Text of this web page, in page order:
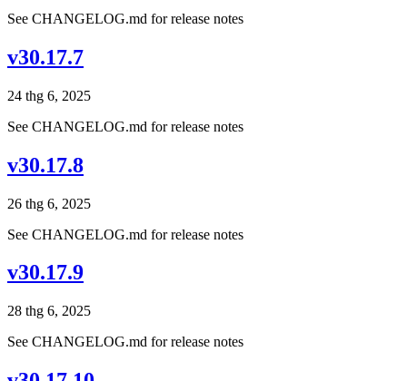
See CHANGELOG.md for release notes
v30.17.7
24 thg 6, 2025
See CHANGELOG.md for release notes
v30.17.8
26 thg 6, 2025
See CHANGELOG.md for release notes
v30.17.9
28 thg 6, 2025
See CHANGELOG.md for release notes